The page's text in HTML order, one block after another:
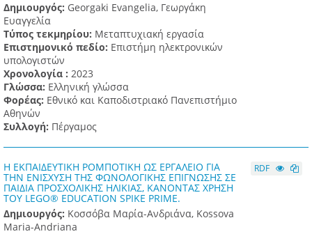
Δημιουργός: Georgaki Evangelia, Γεωργάκη
Ευαγγελία
Τύπος τεκμηρίου: Μεταπτυχιακή εργασία
Επιστημονικό πεδίο: Επιστήμη ηλεκτρονικών
υπολογιστών
Χρονολογία : 2023
Γλώσσα: Ελληνική γλώσσα
Φορέας: Εθνικό και Καποδιστριακό Πανεπιστήμιο
Αθηνών
Συλλογή: Πέργαμος
Η ΕΚΠΑΙΔΕΥΤΙΚΗ ΡΟΜΠΟΤΙΚΗ ΩΣ ΕΡΓΑΛΕΙΟ ΓΙΑ
ΤΗΝ ΕΝΙΣΧΥΣΗ ΤΗΣ ΦΩΝΟΛΟΓΙΚΗΣ ΕΠΙΓΝΩΣΗΣ ΣΕ
ΠΑΙΔΙΑ ΠΡΟΣΧΟΛΙΚΗΣ ΗΛΙΚΙΑΣ, ΚΑΝΟΝΤΑΣ ΧΡΗΣΗ
ΤΟΥ LEGO® EDUCATION SPIKE PRIME.
Δημιουργός: Κοσσόβα Μαρία-Ανδριάνα, Kossova
Maria-Andriana
RDF